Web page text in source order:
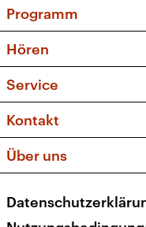
Programm
Sendungen
Musikliste
Kakadu – Das
Hören
Frequenzen
Service
FAQ
Apps
Newsletter
Kontakt
Social Media
Über uns
Presse